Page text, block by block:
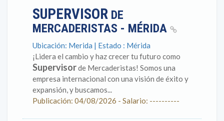
SUPERVISOR DE
MERCADERISTAS - MÉRIDA
Ubicación: Merida | Estado : Mérida
¡Lidera el cambio y haz crecer tu futuro como
Supervisorde Mercaderistas! Somos una
empresa internacional con una visión de éxito y
expansión, y buscamos...
Publicación: 04/08/2026 - Salario: ----------